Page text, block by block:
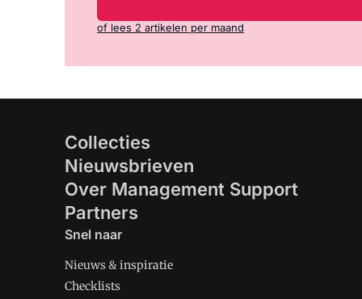
of lees 2 artikelen per maand
Collecties
Nieuwsbrieven
Over Management Support
Partners
Snel naar
Nieuws & inspiratie
Checklists